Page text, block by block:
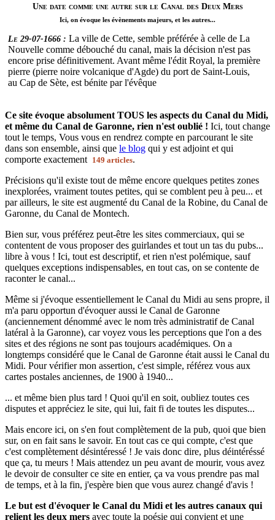
Une date comme une autre sur le Canal des Deux Mers
Ici, on évoque les évènements majeurs, et les autres...
Le 29-07-1666 : La ville de Cette, semble préférée à celle de La
Nouvelle comme débouché du canal, mais la décision n'est pas
encore prise définitivement. Avant même l'édit Royal, la première
pierre (pierre noire volcanique d'Agde) du port de Saint-Louis,
au Cap de Sète, est bénite par l'évêque
Ce site évoque absolument TOUS les aspects du Canal du Midi,
et même du Canal de Garonne, rien n'est oublié ! Ici, tout change
tout le temps, Vous vous en rendrez compte en parcourant le site
dans son ensemble, ainsi que le blog qui y est adjoint et qui
comporte exactement
149 articles.
Précisions qu'il existe tout de même encore quelques petites zones
inexplorées, vraiment toutes petites, qui se comblent peu à peu... et
par ailleurs, le site est augmenté du Canal de la Robine, du Canal de
Garonne, du Canal de Montech.
Bien sur, vous préférez peut-être les sites commerciaux, qui se
contentent de vous proposer des guirlandes et tout un tas du pubs...
libre à vous ! Ici, tout est descriptif, et rien n'est polémique, sauf
quelques exceptions indispensables, en tout cas, on se contente de
raconter le canal...
Même si j'évoque essentiellement le Canal du Midi au sens propre, il
m'a paru opportun d'évoquer aussi le Canal de Garonne
(anciennement dénommé avec le nom très administratif de Canal
latéral à la Garonne), car voyez vous les perceptions que l'on a des
sites et des régions ne sont pas toujours académiques. On a
longtemps considéré que le Canal de Garonne était aussi le Canal du
Midi. Pour vérifier mon assertion, c'est simple, référez vous aux
cartes postales anciennes, de 1900 à 1940...
... et même bien plus tard ! Quoi qu'il en soit, oubliez toutes ces
disputes et appréciez le site, qui lui, fait fi de toutes les disputes...
Mais encore ici, on s'en fout complètement de la pub, quoi que bien
sur, on en fait sans le savoir. En tout cas ce qui compte, c'est que
c'est complètement désintéressé ! Je vais donc dire, plus déintéréssé
que ça, tu meurs ! Mais attendez un peu avant de mourir, vous avez
le devoir de consulter ce site en entier, ça va vous prendre pas mal
de temps, et à la fin, j'espère bien que vous aurez changé d'avis !
Le but est d'évoquer le Canal du Midi et les autres canaux qui
relient les deux mers avec toute la poésie qui convient et une